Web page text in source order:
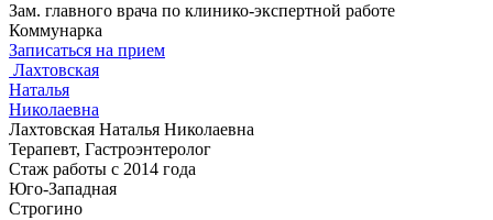
Зам. главного врача по клинико-экспертной работе
Коммунарка
Записаться на прием
Лахтовская
Наталья
Николаевна
Лахтовская Наталья Николаевна
Терапевт, Гастроэнтеролог
Стаж работы с 2014 года
Юго-Западная
Строгино